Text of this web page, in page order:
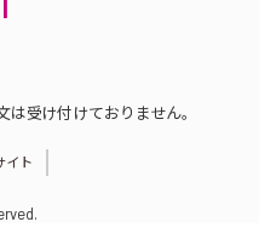
受け付けておりません。
イト